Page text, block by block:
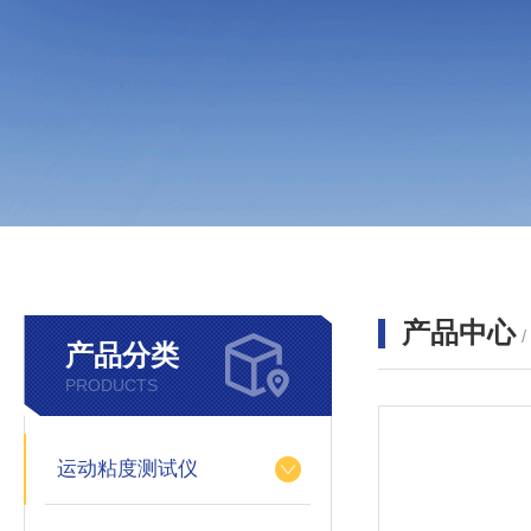
产品分类
PRODUCTS
运动粘度测试仪
产品中心 /